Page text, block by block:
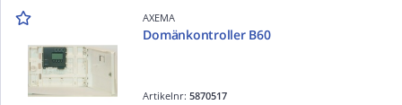
AXEMA
Domänkontroller B60
Artikelnr:5870517